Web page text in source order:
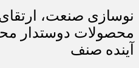
نوسازی صنعت،
محصولات دوستدار
آینده صنف